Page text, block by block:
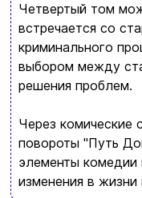
Четвертый том
встречается со
криминального
выбором между
решения проблем.
Через комические
повороты "Путь
элементы комедии
изменения в жизни